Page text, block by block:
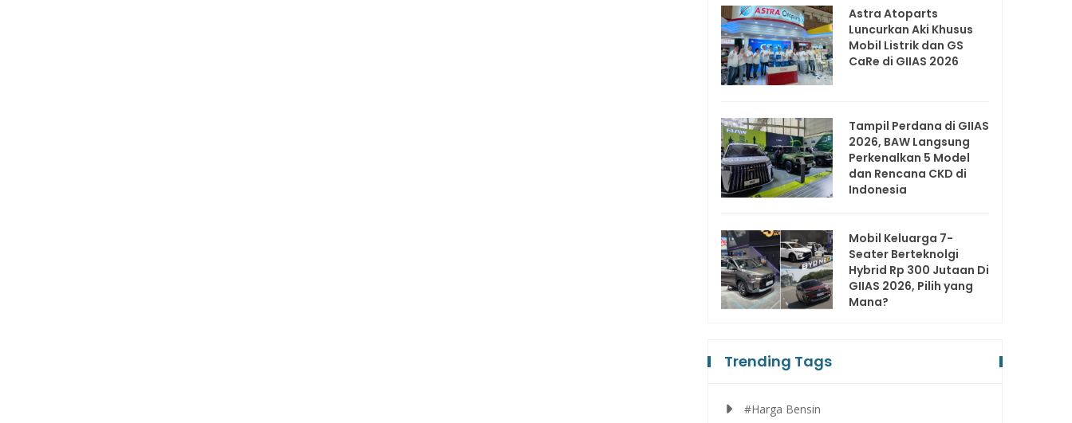
Astra Atoparts
Luncurkan Aki Khusus
Mobil Listrik dan GS
CaRe di GIIAS 2026
Tampil Perdana di GIIAS
2026, BAW Langsung
Perkenalkan 5 Model
dan Rencana CKD di
Indonesia
Mobil Keluarga 7-
Seater Berteknolgi
Hybrid Rp 300 Jutaan Di
GIIAS 2026, Pilih yang
Mana?
Trending Tags
#Harga Bensin